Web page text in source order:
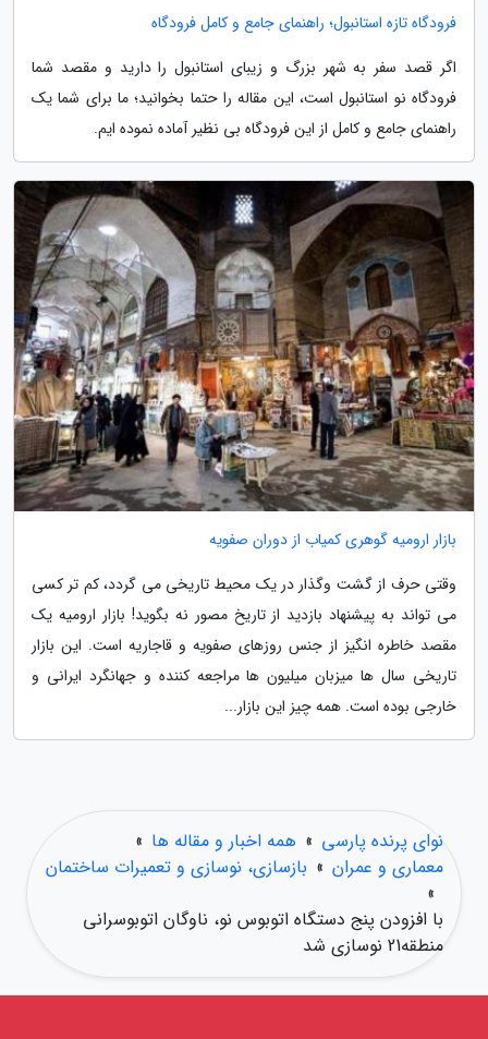
فرودگاه تازه استانبول؛ راهنمای جامع و کامل فرودگاه
اگر قصد سفر به شهر بزرگ و زیبای استانبول را دارید و مقصد شما
فرودگاه نو استانبول است، این مقاله را حتما بخوانید؛ ما برای شما یک
راهنمای جامع و کامل از این فرودگاه بی نظیر آماده نموده ایم.
بازار ارومیه گوهری کمیاب از دوران صفویه
وقتی حرف از گشت وگذار در یک محیط تاریخی می گردد، کم تر کسی
می تواند به پیشنهاد بازدید از تاریخ مصور نه بگوید! بازار ارومیه یک
مقصد خاطره انگیز از جنس روزهای صفویه و قاجاریه است. این بازار
تاریخی سال ها میزبان میلیون ها مراجعه کننده و جهانگرد ایرانی و
خارجی بوده است. همه چیز این بازار...
نوای پرنده پارسی » همه اخبار و مقاله ها »
معماری و عمران » بازسازی، نوسازی و تعمیرات ساختمان
»
با افزودن پنج دستگاه اتوبوس نو، ناوگان اتوبوسرانی
منطقه21 نوسازی شد